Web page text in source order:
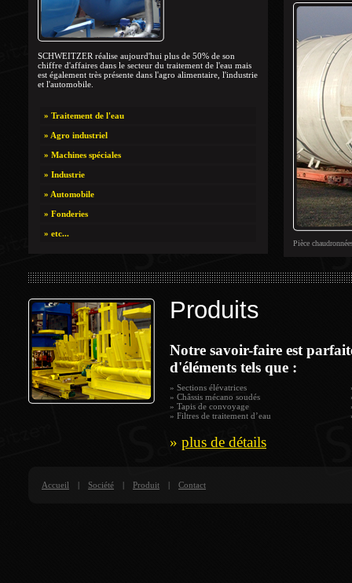
SCHWEITZER réalise aujourd'hui plus de 50% de son
chiffre d'affaires dans le secteur du traitement de l'eau mais
est également très présente dans l'agro alimentaire, l'industrie
et l'automobile.
» Traitement de l'eau
» Agro industriel
» Machines spéciales
» Industrie
» Automobile
» Fonderies
» etc...
Pièce
Produits
Notre savoir-faire est
d'éléments tels que :
» Sections élévatrices
» Châssis mécano soudés
» Tapis de convoyage
» Filtres de traitement d’eau
» plus de détails
Accueil | Société | Produit | Contact